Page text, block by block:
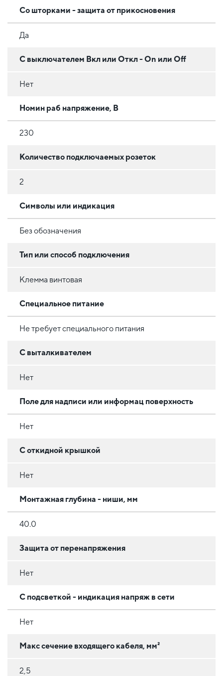
Со шторками - защита от прикосновения
Да
С выключателем Вкл или Откл - On или Off
Нет
Номин раб напряжение, В
230
Количество подключаемых розеток
2
Символы или индикация
Без обозначения
Тип или способ подключения
Клемма винтовая
Специальное питание
Не требует специального питания
С выталкивателем
Нет
Поле для надписи или информац поверхность
Нет
С откидной крышкой
Нет
Монтажная глубина - ниши, мм
40.0
Защита от перенапряжения
Нет
С подсветкой - индикация напряж в сети
Нет
Макс сечение входящего кабеля, мм²
2,5